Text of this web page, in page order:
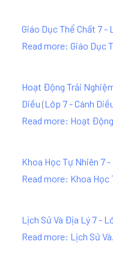
Giáo Dục Thể Chất 7 -
Read more: Giáo Dục
Hoạt Động Trải
Diều (Lớp 7 - Cánh
Read more: Hoạt
Khoa Học Tự Nhiên 7
Read more: Khoa Học
Lịch Sử Và Địa Lý 7 -
Read more: Lịch Sử